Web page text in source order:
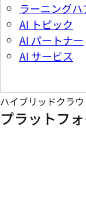
ラーニングハ
AI トピック
AI パートナー
AI サービス
ハイブリッドクラウ
プラットフ